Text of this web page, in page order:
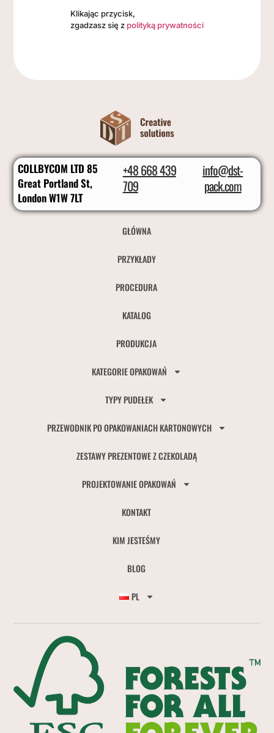
Klikając przycisk,
zgadzasz się z polityką prywatności
COLLBYCOM LTD 85
Great Portland St,
London W1W 7LT
+48 668 439
709
info@dst-
pack.com
GŁÓWNA
PRZYKŁADY
PROCEDURA
KATALOG
PRODUKCJA
KATEGORIE OPAKOWAŃ
TYPY PUDEŁEK
PRZEWODNIK PO OPAKOWANIACH KARTONOWYCH
ZESTAWY PREZENTOWE Z CZEKOLADĄ
PROJEKTOWANIE OPAKOWAŃ
KONTAKT
KIM JESTEŚMY
BLOG
PL